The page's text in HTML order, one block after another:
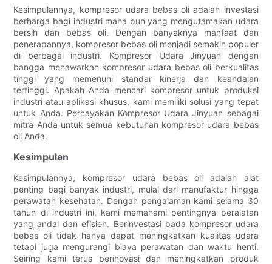
Kesimpulannya, kompresor udara bebas oli adalah investasi
berharga bagi industri mana pun yang mengutamakan udara
bersih dan bebas oli. Dengan banyaknya manfaat dan
penerapannya, kompresor bebas oli menjadi semakin populer
di berbagai industri. Kompresor Udara Jinyuan dengan
bangga menawarkan kompresor udara bebas oli berkualitas
tinggi yang memenuhi standar kinerja dan keandalan
tertinggi. Apakah Anda mencari kompresor untuk produksi
industri atau aplikasi khusus, kami memiliki solusi yang tepat
untuk Anda. Percayakan Kompresor Udara Jinyuan sebagai
mitra Anda untuk semua kebutuhan kompresor udara bebas
oli Anda.
Kesimpulan
Kesimpulannya, kompresor udara bebas oli adalah alat
penting bagi banyak industri, mulai dari manufaktur hingga
perawatan kesehatan. Dengan pengalaman kami selama 30
tahun di industri ini, kami memahami pentingnya peralatan
yang andal dan efisien. Berinvestasi pada kompresor udara
bebas oli tidak hanya dapat meningkatkan kualitas udara
tetapi juga mengurangi biaya perawatan dan waktu henti.
Seiring kami terus berinovasi dan meningkatkan produk